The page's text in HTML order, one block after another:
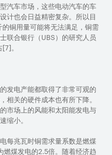
汽车市场，这些电动汽车的车
计也会日益精密复杂。所以目
的铜用量可能将无法满足，铜需
联合银行（UBS）的研究人员
[7]。
发电产能都取得了非常可观的
相关的硬件成本也有所下降。
市场上的风能和太阳能发电与
缩小。
每兆瓦时铜需求量系数是燃煤
燃煤发电的2.5倍。 随着经济趋